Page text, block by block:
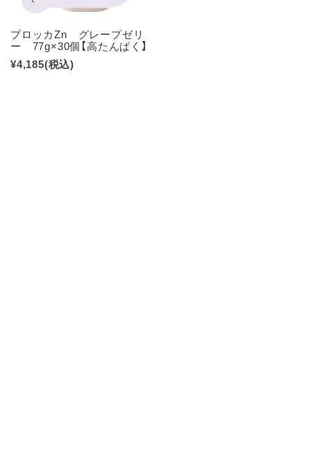
プロッカZn グレープゼリ
ー 77g×30個【高たんぱく】
¥4,185(税込)